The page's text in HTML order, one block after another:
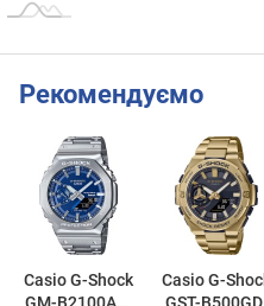
Рекомендуємо
Casio G-Shock
Casio G-